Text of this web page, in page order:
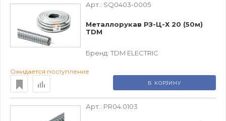
Арт.: SQ0403-0005
Металлорукав РЗ-Ц-Х 20 (50м)
TDM
Бренд: TDM ЕLECTRIC
Ожидается поступление
В КОРЗИНУ
Арт.: PR04.0103